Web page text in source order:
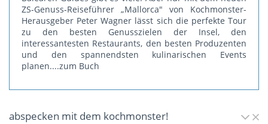
ZS-Genuss-Reiseführer „Mallorca" von Kochmonster-
Herausgeber Peter Wagner lässt sich die perfekte Tour
zu den besten Genusszielen der Insel, den
interessantesten Restaurants, den besten Produzenten
und den spannendsten kulinarischen Events
planen....zum Buch
abspecken mit dem kochmonster!